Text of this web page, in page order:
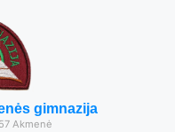
gimnazija
Akmenė